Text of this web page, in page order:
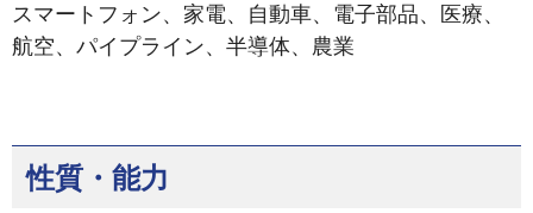
スマートフォン、家電、自動車、電子部品、医療、
航空、パイプライン、半導体、農業
性質・能力